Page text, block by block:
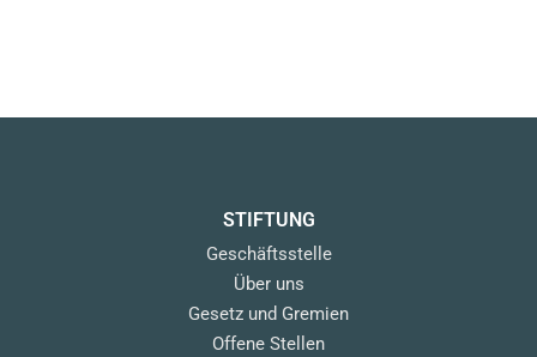
STIFTUNG
Geschäftsstelle
Über uns
Gesetz und Gremien
Offene Stellen